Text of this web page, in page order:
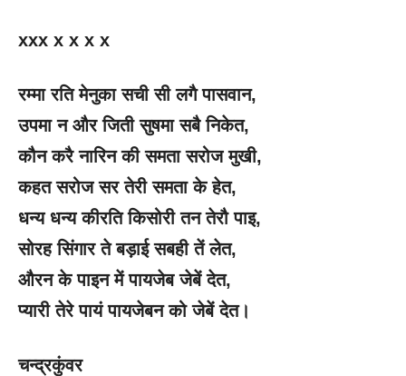
xxx x x x x
रम्मा रति मेनुका सची सी लगै पासवान,
उपमा न और जिती सुषमा सबै निकेत,
कौन करै नारिन की समता सरोज मुखी,
कहत सरोज सर तेरी समता के हेत,
धन्य धन्य कीरति किसोरी तन तेरौ पाइ,
सोरह सिंगार ते बड़ाई सबही तें लेत,
औरन के पाइन में पायजेब जेबें देत,
प्यारी तेरे पायं पायजेबन को जेबें देत।
चन्द्रकुंवर